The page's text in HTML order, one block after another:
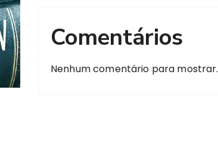
Comentários
Nenhum comentário para mostrar.